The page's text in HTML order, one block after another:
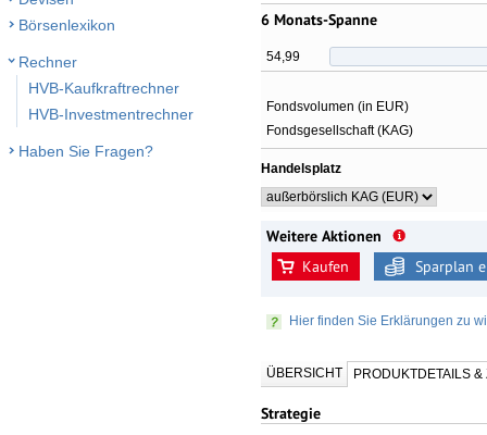
Börsenlexikon
Rechner
HVB-Kaufkraftrechner
HVB-Investmentrechner
Haben Sie Fragen?
6 Monats-Spanne
54,99
Fondsvolumen (in EUR)
Fondsgesellschaft (KAG)
Handelsplatz
Weitere Aktionen
Kaufen
Sparplan
Hier finden Sie Erklärungen zu
ÜBERSICHT PRODUKTDETAILS
Strategie